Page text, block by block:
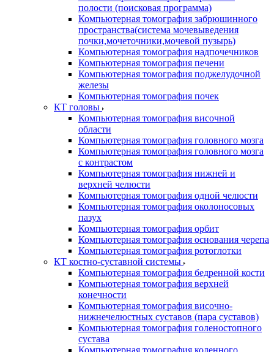
полости (поисковая программа)
Компьютерная томография забрюшинного
пространства(система мочевыведения
почки,мочеточники,мочевой пузырь)
Компьютерная томография надпочечников
Компьютерная томография печени
Компьютерная томография поджелудочной
железы
Компьютерная томография почек
КТ головы
Компьютерная томография височной
области
Компьютерная томография головного мозга
Компьютерная томография головного мозга
с контрастом
Компьютерная томография нижней и
верхней челюсти
Компьютерная томография одной челюсти
Компьютерная томография околоносовых
пазух
Компьютерная томография орбит
Компьютерная томография основания черепа
Компьютерная томография ротоглотки
КТ костно-суставной системы
Компьютерная томография бедренной кости
Компьютерная томография верхней
конечности
Компьютерная томография височно-
нижнечелюстных суставов (пара суставов)
Компьютерная томография голеностопного
сустава
Компьютерная томография коленного